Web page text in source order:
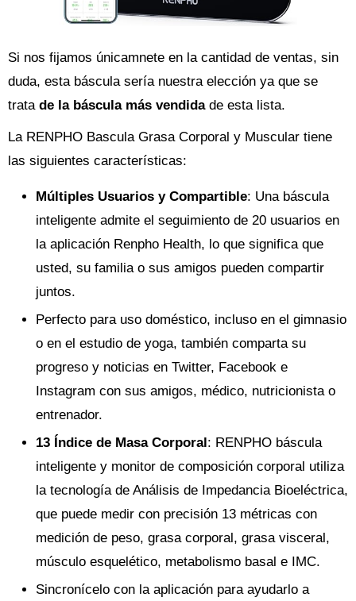
Si nos fijamos únicamnete en la cantidad de ventas, sin
duda, esta báscula sería nuestra elección ya que se
trata de la báscula más vendidade esta lista.
La RENPHO Bascula Grasa Corporal y Muscular tiene
las siguientes características:
Múltiples Usuarios y Compartible: Una báscula
inteligente admite el seguimiento de 20 usuarios en
la aplicación Renpho Health, lo que significa que
usted, su familia o sus amigos pueden compartir
juntos.
Perfecto para uso doméstico, incluso en el gimnasio
o en el estudio de yoga, también comparta su
progreso y noticias en Twitter, Facebook e
Instagram con sus amigos, médico, nutricionista o
entrenador.
13 Índice de Masa Corporal: RENPHO báscula
inteligente y monitor de composición corporal utiliza
la tecnología de Análisis de Impedancia Bioeléctrica,
que puede medir con precisión 13 métricas con
medición de peso, grasa corporal, grasa visceral,
músculo esquelético, metabolismo basal e IMC.
Sincronícelo con la aplicación para ayudarlo a